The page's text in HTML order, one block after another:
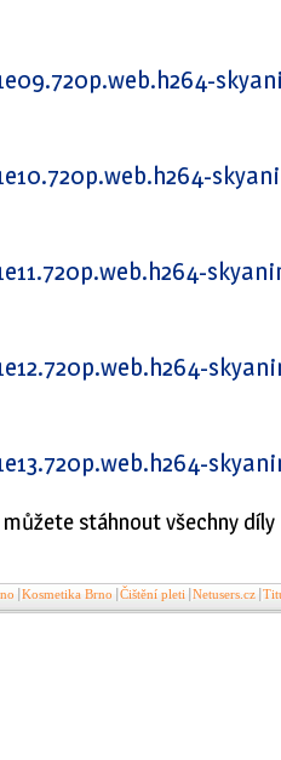
stáhnout všechny díly
Kosmetika Brno Čištění pleti Netusers.cz